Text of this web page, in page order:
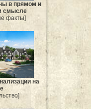
в прямом и
смысле
факты]
на